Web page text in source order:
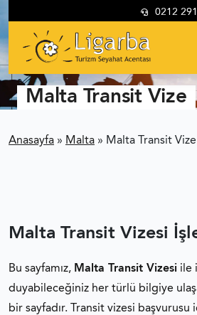
0212
Malta Transit Vize
Anasayfa » Malta » Malta Transit Vize
Malta Transit Vizesi
Bu sayfamız, Malta Transit Vizesi ile
duyabileceğiniz her türlü bilgiye
bir sayfadır. Transit vizesi